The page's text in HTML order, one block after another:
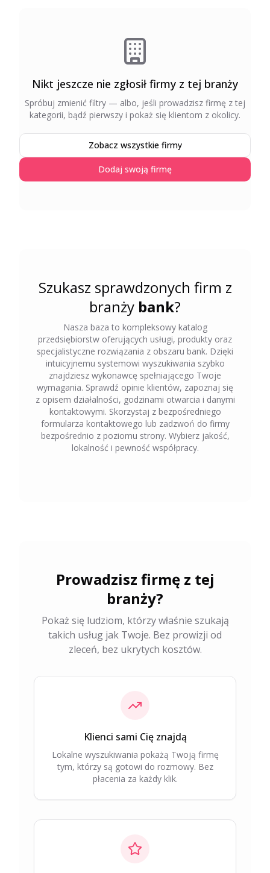
Nikt jeszcze nie zgłosił firmy z tej branży
Spróbuj zmienić filtry — albo, jeśli prowadzisz firmę z tej
kategorii, bądź pierwszy i pokaż się klientom z okolicy.
Zobacz wszystkie firmy
Dodaj swoją firmę
Szukasz sprawdzonych firm z
branży bank?
Nasza baza to kompleksowy katalog
przedsiębiorstw oferujących usługi, produkty oraz
specjalistyczne rozwiązania z obszaru bank. Dzięki
intuicyjnemu systemowi wyszukiwania szybko
znajdziesz wykonawcę spełniającego Twoje
wymagania. Sprawdź opinie klientów, zapoznaj się
z opisem działalności, godzinami otwarcia i danymi
kontaktowymi. Skorzystaj z bezpośredniego
formularza kontaktowego lub zadzwoń do firmy
bezpośrednio z poziomu strony. Wybierz jakość,
lokalność i pewność współpracy.
Prowadzisz firmę z tej
branży?
Pokaż się ludziom, którzy właśnie szukają
takich usług jak Twoje. Bez prowizji od
zleceń, bez ukrytych kosztów.
Klienci sami Cię znajdą
Lokalne wyszukiwania pokażą Twoją firmę
tym, którzy są gotowi do rozmowy. Bez
płacenia za każdy klik.